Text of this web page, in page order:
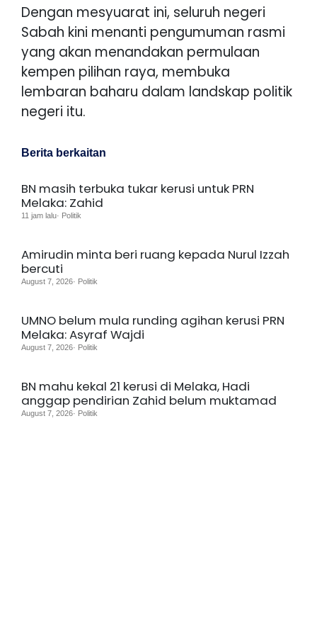
Dengan mesyuarat ini, seluruh negeri
Sabah kini menanti pengumuman rasmi
yang akan menandakan permulaan
kempen pilihan raya, membuka
lembaran baharu dalam landskap politik
negeri itu.
Berita berkaitan
BN masih terbuka tukar kerusi untuk PRN
Melaka: Zahid
11 jam lalu· Politik
Amirudin minta beri ruang kepada Nurul Izzah
bercuti
August 7, 2026· Politik
UMNO belum mula runding agihan kerusi PRN
Melaka: Asyraf Wajdi
August 7, 2026· Politik
BN mahu kekal 21 kerusi di Melaka, Hadi
anggap pendirian Zahid belum muktamad
August 7, 2026· Politik